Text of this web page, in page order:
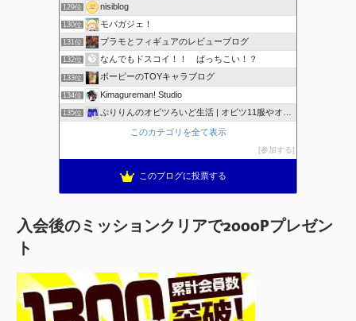
129位 nisiblog
130位 モバガジェ！
131位 プラモとフィギュアのレビューブログ
132位 なんでもドスコイ！！ ばっちこい！？
133位 ボーピーのTOYキャラブログ
134位 Kimagureman! Studio
135位 ぷりりんのオビツろいど生活 | オビツ11服やオリジナルプ…
このカテゴリを全て表示
参加する
このブログに投票する
入会後のミッションクリアで2000Pプレゼン
ト